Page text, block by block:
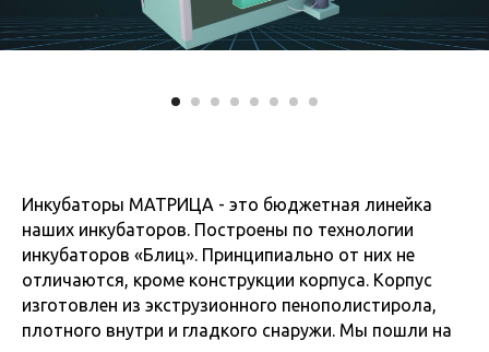
Инкубаторы МАТРИЦА - это бюджетная линейка
наших инкубаторов. Построены по технологии
инкубаторов «Блиц». Принципиально от них не
отличаются, кроме конструкции корпуса. Корпус
изготовлен из экструзионного пенополистирола,
плотного внутри и гладкого снаружи. Мы пошли на